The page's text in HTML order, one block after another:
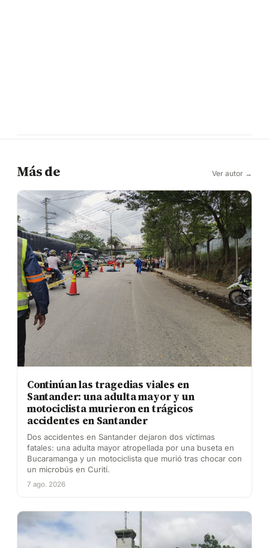
Más de Ver autor →
Continúan las tragedias viales en
Santander: una adulta mayor y un
motociclista murieron en trágicos
accidentes en Santander
Dos accidentes en Santander dejaron dos víctimas
fatales: una adulta mayor atropellada por una buseta en
Bucaramanga y un motociclista que murió tras chocar con
un microbús en Curití.
7 ago. 2026